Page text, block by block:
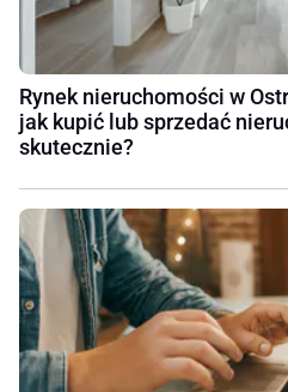
Rynek nieruchomości w
jak kupić lub sprzedać
skutecznie?